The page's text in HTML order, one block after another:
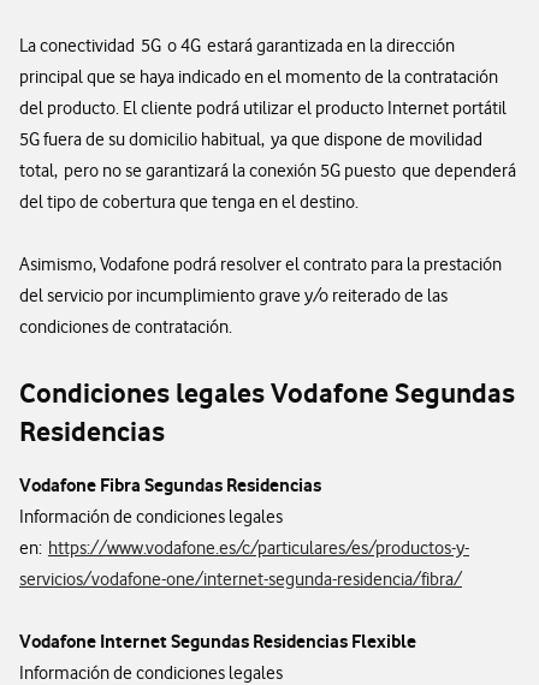
La conectividad 5G o 4G estará garantizada en la dirección
principal que se haya indicado en el momento de la contratación
del producto. El cliente podrá utilizar el producto Internet portátil
5G fuera de su domicilio habitual, ya que dispone de movilidad
total, pero no se garantizará la conexión 5G puesto que dependerá
del tipo de cobertura que tenga en el destino.
Asimismo, Vodafone podrá resolver el contrato para la prestación
del servicio por incumplimiento grave y/o reiterado de las
condiciones de contratación.
Condiciones legales Vodafone Segundas
Residencias
Vodafone Fibra Segundas Residencias
Información de condiciones legales
en: https://www.vodafone.es/c/particulares/es/productos-y-
servicios/vodafone-one/internet-segunda-residencia/fibra/
Vodafone Internet Segundas Residencias Flexible
Información de condiciones legales